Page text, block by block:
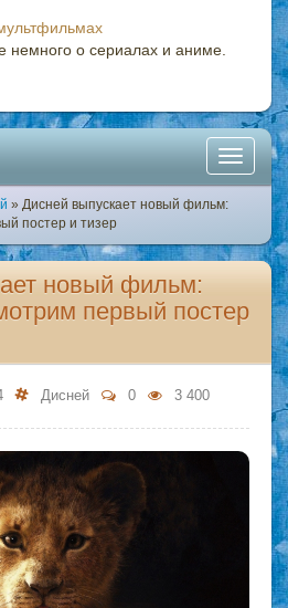
немного о сериалах и аниме.
Toggle
» Дисней выпускает новый фильм:
постер и тизер
новый фильм:
первый постер
Дисней 0 3 400